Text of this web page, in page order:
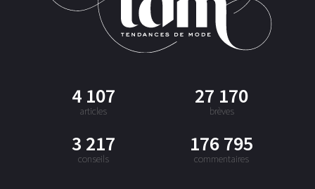
4 107
articles
27 170
brèves
3 217
conseils
176 795
commentaires